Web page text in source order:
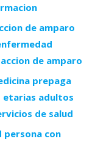
de amparo
de amparo
prepaga
adultos
de salud
persona con